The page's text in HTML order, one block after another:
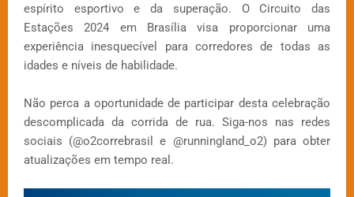
espírito esportivo e da superação. O Circuito das
Estações 2024 em Brasília visa proporcionar uma
experiência inesquecível para corredores de todas as
idades e níveis de habilidade.
Não perca a oportunidade de participar desta celebração
descomplicada da corrida de rua. Siga-nos nas redes
sociais (@o2correbrasil e @runningland_o2) para obter
atualizações em tempo real.